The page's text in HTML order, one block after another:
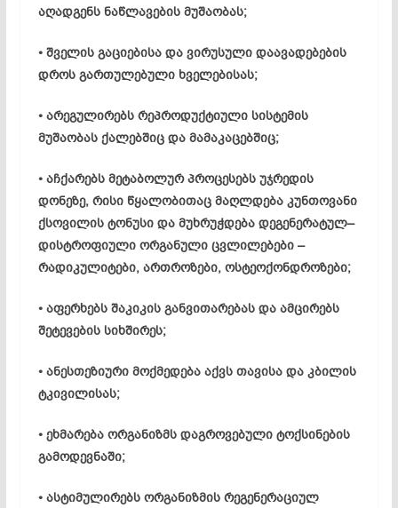
აღადგენს ნაწლავების მუშაობას;
• შველის გაციებისა და ვირუსული დაავადებების
დროს გართულებული ხველებისას;
• არეგულირებს რეპროდუქტიული სისტემის
მუშაობას ქალებშიც და მამაკაცებშიც;
• აჩქარებს მეტაბოლურ პროცესებს უჯრედის
დონეზე, რისი წყალობითაც მაღლდება კუნთოვანი
ქსოვილის ტონუსი და მუხრუჭდება დეგენერატულ–
დისტროფიული ორგანული ცვლილებები –
რადიკულიტები, ართროზები, ოსტეოქონდროზები;
• აფერხებს შაკიკის განვითარებას და ამცირებს
შეტევების სიხშირეს;
• ანესთეზიური მოქმედება აქვს თავისა და კბილის
ტკივილისას;
• ეხმარება ორგანიზმს დაგროვებული ტოქსინების
გამოდევნაში;
• ასტიმულირებს ორგანიზმის რეგენერაციულ